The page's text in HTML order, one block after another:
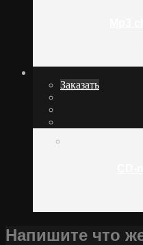
Заказать
Напишите что